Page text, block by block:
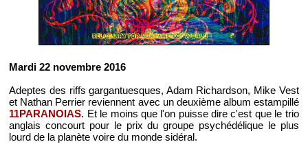
Mardi 22 novembre 2016
Adeptes des riffs gargantuesques, Adam Richardson, Mike Vest
et Nathan Perrier reviennent avec un deuxième album estampillé
11PARANOIAS. Et le moins que l'on puisse dire c'est que le trio
anglais concourt pour le prix du groupe psychédélique le plus
lourd de la planète voire du monde sidéral.